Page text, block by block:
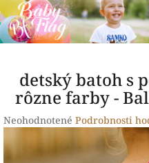
Prejsť
na
obsah
detský batoh s
rôzne farby -
Priemerné
hodnotenie
produktu
Neohodnotené Podrobnosti